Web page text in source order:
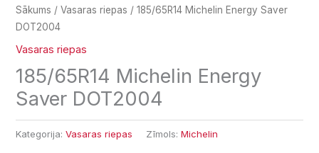
Sākums /Vasaras riepas / 185/65R14 Michelin Energy Saver
DOT2004
Vasaras riepas
185/65R14 Michelin Energy
Saver DOT2004
Kategorija:Vasaras riepas Zīmols:Michelin